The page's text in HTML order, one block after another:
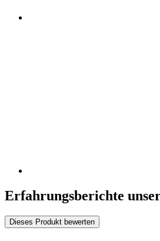
Erfahrungsberichte
Dieses Produkt bewerten